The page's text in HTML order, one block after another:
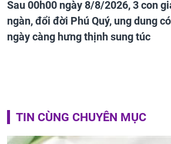
Sau 00h00 ngày 8/8/2026, 3 con
ngàn, đổi đời Phú Quý, ung dung
ngày càng hưng thịnh sung túc
TIN CÙNG CHUYÊN MỤC